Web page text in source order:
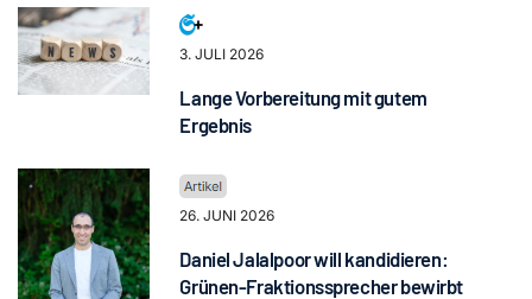
3. JULI 2026
Lange Vorbereitung mit gutem
Ergebnis
26. JUNI 2026
Daniel Jalalpoor will kandidieren:
Grünen-Fraktionssprecher bewirbt